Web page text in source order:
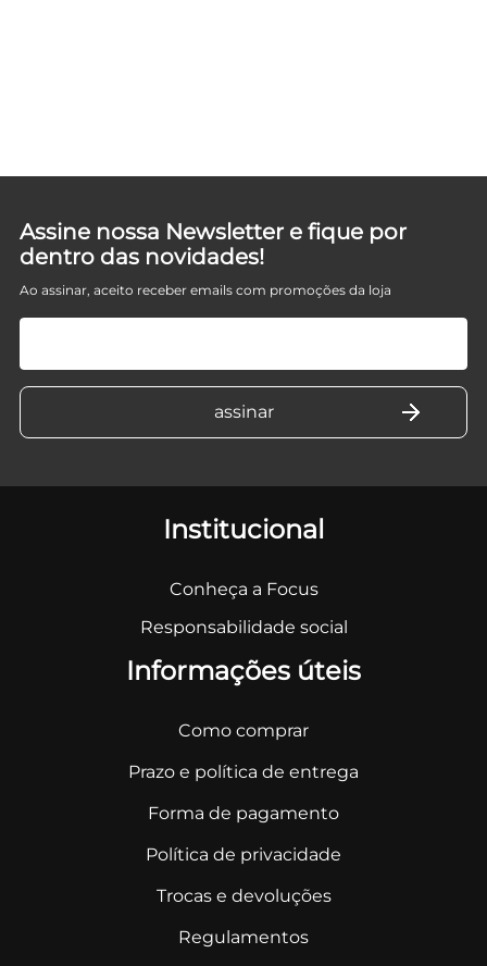
Assine nossa Newsletter e fique por
dentro das novidades!
Ao assinar, aceito receber emails com promoções da loja
Institucional
Conheça a Focus
Responsabilidade social
Informações úteis
Como comprar
Prazo e política de entrega
Forma de pagamento
Política de privacidade
Trocas e devoluções
Regulamentos